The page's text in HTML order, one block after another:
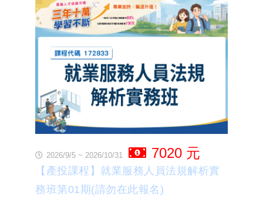
2026/9/5 ~ 2026/10/31 7020 元
【產投課程】就業服務人員法規解析實
務班第01期(請勿在此報名)